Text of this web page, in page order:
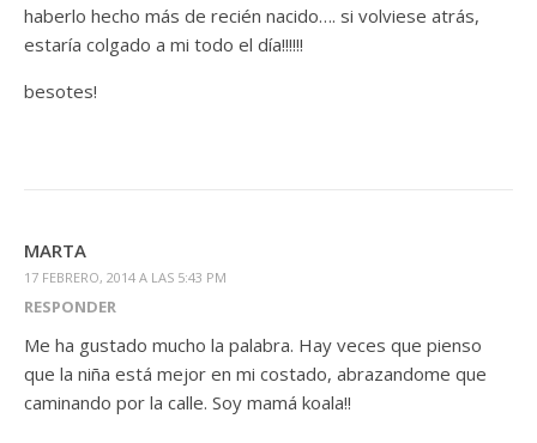
haberlo hecho más de recién nacido…. si volviese atrás,
estaría colgado a mi todo el día!!!!!!
besotes!
MARTA
17 FEBRERO, 2014 A LAS 5:43 PM
RESPONDER
Me ha gustado mucho la palabra. Hay veces que pienso
que la niña está mejor en mi costado, abrazandome que
caminando por la calle. Soy mamá koala!!